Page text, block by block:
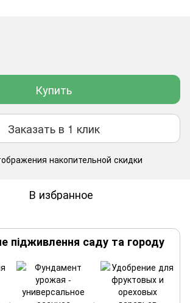
Купить
Заказать в 1 клик
накопительной скидки
В избранное
підживлення саду та городу